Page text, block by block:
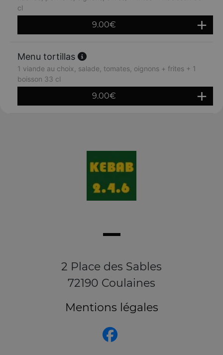
cl
9.00€
Menu tortillas
1 viande au choix, salade, tomates, oignons + frites + 1
boisson 33 cl
9.00€
2 Place des Sables
72190 Coulaines
Mentions légales